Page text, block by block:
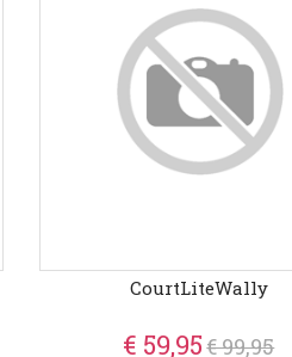
CourtLiteWally
€ 59,95€ 99,95